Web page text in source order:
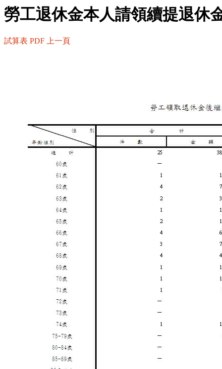
勞工退休金本人請領續提退休
試算表 PDF 上一頁